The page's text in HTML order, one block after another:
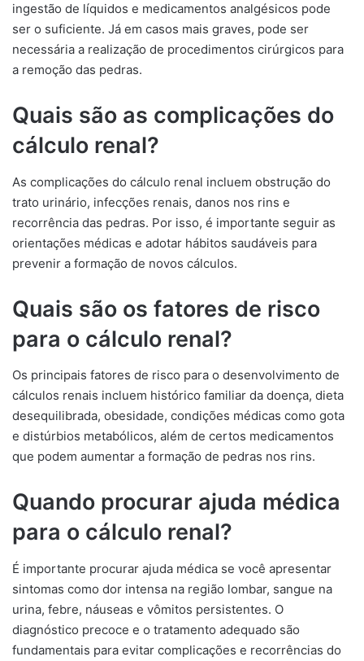
ingestão de líquidos e medicamentos analgésicos pode
ser o suficiente. Já em casos mais graves, pode ser
necessária a realização de procedimentos cirúrgicos para
a remoção das pedras.
Quais são as complicações do
cálculo renal?
As complicações do cálculo renal incluem obstrução do
trato urinário, infecções renais, danos nos rins e
recorrência das pedras. Por isso, é importante seguir as
orientações médicas e adotar hábitos saudáveis para
prevenir a formação de novos cálculos.
Quais são os fatores de risco
para o cálculo renal?
Os principais fatores de risco para o desenvolvimento de
cálculos renais incluem histórico familiar da doença, dieta
desequilibrada, obesidade, condições médicas como gota
e distúrbios metabólicos, além de certos medicamentos
que podem aumentar a formação de pedras nos rins.
Quando procurar ajuda médica
para o cálculo renal?
É importante procurar ajuda médica se você apresentar
sintomas como dor intensa na região lombar, sangue na
urina, febre, náuseas e vômitos persistentes. O
diagnóstico precoce e o tratamento adequado são
fundamentais para evitar complicações e recorrências do